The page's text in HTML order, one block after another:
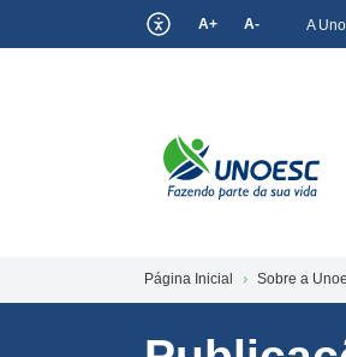
A+ A- A
Página Inicial Sobre a